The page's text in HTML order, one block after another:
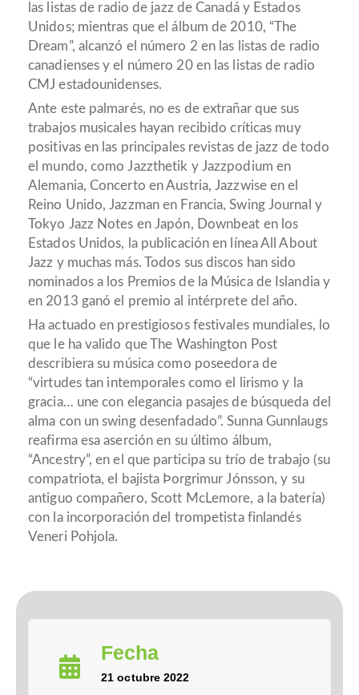
las listas de radio de jazz de Canadá y Estados
Unidos; mientras que el álbum de 2010, “The
Dream”, alcanzó el número 2 en las listas de radio
canadienses y el número 20 en las listas de radio
CMJ estadounidenses.
Ante este palmarés, no es de extrañar que sus
trabajos musicales hayan recibido críticas muy
positivas en las principales revistas de jazz de todo
el mundo, como Jazzthetik y Jazzpodium en
Alemania, Concerto en Austria, Jazzwise en el
Reino Unido, Jazzman en Francia, Swing Journal y
Tokyo Jazz Notes en Japón, Downbeat en los
Estados Unidos, la publicación en línea All About
Jazz y muchas más. Todos sus discos han sido
nominados a los Premios de la Música de Islandia y
en 2013 ganó el premio al intérprete del año.
Ha actuado en prestigiosos festivales mundiales, lo
que le ha valido que The Washington Post
describiera su música como poseedora de
“virtudes tan intemporales como el lirismo y la
gracia… une con elegancia pasajes de búsqueda del
alma con un swing desenfadado”. Sunna Gunnlaugs
reafirma esa aserción en su último álbum,
“Ancestry”, en el que participa su trío de trabajo (su
compatriota, el bajista Þorgrimur Jónsson, y su
antiguo compañero, Scott McLemore, a la batería)
con la incorporación del trompetista finlandés
Veneri Pohjola.
Fecha
21 octubre 2022